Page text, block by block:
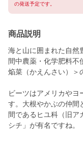
の発送予定です。
商品説明
海と山に囲まれた自然
間中農薬・化学肥料不
焔菜（かえんさい）＞
ビーツはアメリカやヨ
す。大根やかぶの仲間
間であるヒユ科（旧ア
シチ」が有名ですね。